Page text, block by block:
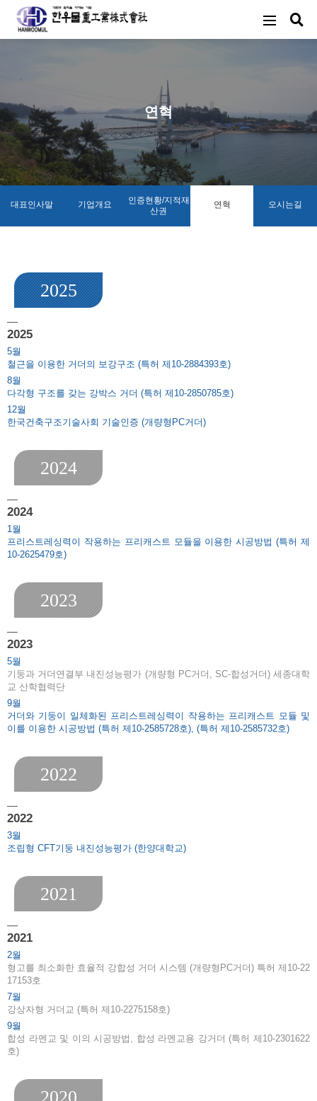
연혁
대표인사말 기업개요
인증현황/지적재
산권
연혁 오시는길
2025
2025
5.
철근을 이용한 거더의 보강구조 (특허 제10-2884393호)
8.
다각형 구조를 갖는 강박스 거더 (특허 제10-2850785호)
12.
한국건축구조기술사회 기술인증 (개량형PC거더)
2024
2024
1.
프리스트레싱력이 작용하는 프리캐스트 모듈을 이용한 시공방법 (특허 제
10-2625479호)
2023
2023
5.
기둥과 거더연결부 내진성능평가 (개량형 PC거더, SC-합성거더) 세종대학
교 산학협력단
9.
거더와 기둥이 일체화된 프리스트레싱력이 작용하는 프리캐스트 모듈 및
이를 이용한 시공방법 (특허 제10-2585728호), (특허 제10-2585732호)
2022
2022
3.
조립형 CFT기둥 내진성능평가 (한양대학교)
2021
2021
2.
형고를 최소화한 효율적 강합성 거더 시스템 (개량형PC거더) 특허 제10-22
17153호
7.
강상자형 거더교 (특허 제10-2275158호)
9.
합성 라멘교 및 이의 시공방법, 합성 라멘교용 강거더 (특허 제10-2301622
호)